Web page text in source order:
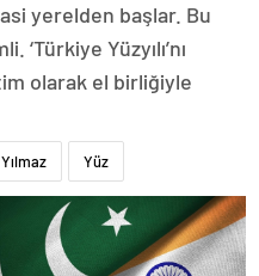
yerelden başlar. Bu
Yüzyılı’nı
olarak el birliğiyle
Yılmaz Yüz